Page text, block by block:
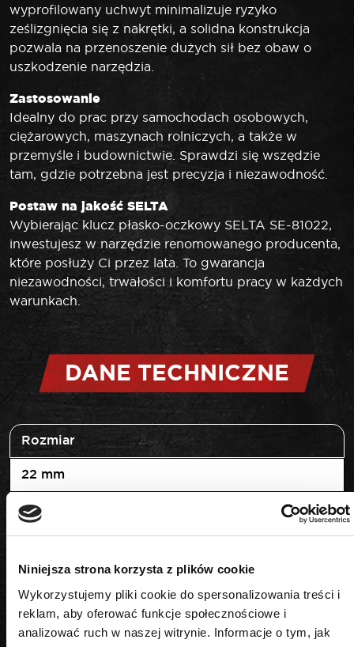
Niniejsza strona korzysta z plików cookie
Wykorzystujemy pliki cookie do spersonalizowania treści i
reklam, aby oferować funkcje społecznościowe i
analizować ruch w naszej witrynie. Informacje o tym, jak
wyprofilowany uchwyt minimalizuje ryzyko
ześlizgnięcia się z nakrętki, a solidna konstrukcja
pozwala na przenoszenie dużych sił bez obaw o
uszkodzenie narzędzia.
Zastosowanie
Idealny do prac przy samochodach osobowych,
ciężarowych, maszynach rolniczych, a także w
przemyśle i budownictwie. Sprawdzi się wszędzie
tam, gdzie potrzebna jest precyzja i niezawodność.
Postaw na jakość SELTA
Wybierając klucz płasko-oczkowy SELTA SE-81022,
inwestujesz w narzędzie renomowanego producenta,
które posłuży Ci przez lata. To gwarancja
niezawodności, trwałości i komfortu pracy w każdych
warunkach.
DANE TECHNICZNE
Rozmiar
22 mm
Typ